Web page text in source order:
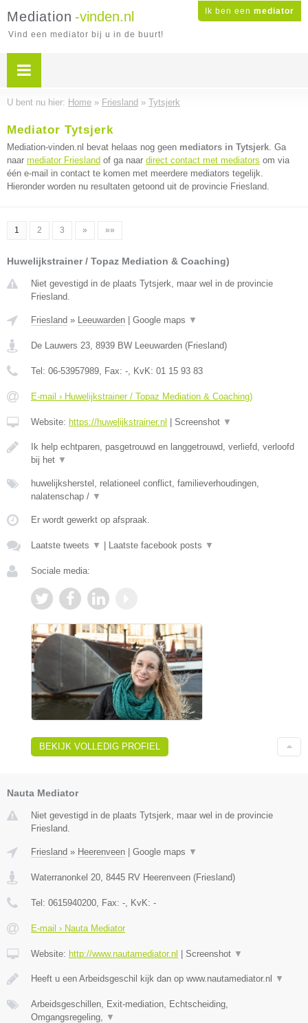
Ik ben een mediator
Mediation -vinden.nl
Vind een mediator bij u in de buurt!
U bent nu hier: Home » Friesland » Tytsjerk
Mediator Tytsjerk
Mediation-vinden.nl bevat helaas nog geen mediators in Tytsjerk. Ga
naar mediator Friesland of ga naar direct contact met mediators om via
één e-mail in contact te komen met meerdere mediators tegelijk.
Hieronder worden nu resultaten getoond uit de provincie Friesland.
1 2 3 » »»
Huwelijkstrainer / Topaz Mediation & Coaching)
Niet gevestigd in de plaats Tytsjerk, maar wel in de provincie
Friesland.
Friesland » Leeuwarden Google maps ▼
De Lauwers 23, 8939 BW Leeuwarden (Friesland)
Tel: 06-53957989, Fax: -, KvK: 01 15 93 83
E-mail › Huwelijkstrainer / Topaz Mediation & Coaching)
Website: https://huwelijkstrainer.nl Screenshot ▼
Ik help echtparen, pasgetrouwd en langgetrouwd, verliefd, verloofd
bij het ▼
huwelijksherstel, relationeel conflict, familieverhoudingen,
nalatenschap / ▼
Er wordt gewerkt op afspraak.
Laatste tweets ▼ Laatste facebook posts ▼
Sociale media:
BEKIJK VOLLEDIG PROFIEL
Nauta Mediator
Niet gevestigd in de plaats Tytsjerk, maar wel in de provincie
Friesland.
Friesland » Heerenveen Google maps ▼
Waterranonkel 20 8445 RV Heerenveen (Friesland)
Tel: 0615940200 , Fax: - , KvK: -
E-mail › Nauta Mediator
Website: http://www.nautamediator.nl Screenshot ▼
Heeft u een Arbeidsgeschil kijk dan op www.nautamediator.nl ▼
Arbeidsgeschillen, Exit-mediation, Echtscheiding,
Omgangsregeling,
▼